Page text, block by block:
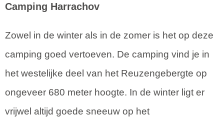
Camping Harrachov
Zowel in de winter als in de zomer is het op deze
camping goed vertoeven. De camping vind je in
het westelijke deel van het Reuzengebergte op
ongeveer 680 meter hoogte. In de winter ligt er
vrijwel altijd goede sneeuw op het